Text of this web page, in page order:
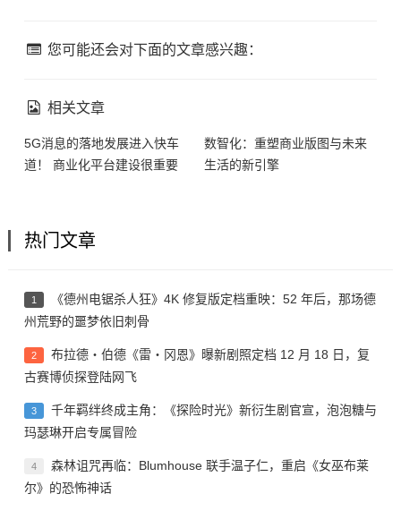
您可能还会对下面的文章感兴趣：
相关文章
5G消息的落地发展进入快车
道！ 商业化平台建设很重要
数智化：重塑商业版图与未来
生活的新引擎
热门文章
1
《德州电锯杀人狂》4K 修复版定档重映：52 年后，那场德
州荒野的噩梦依旧刺骨
2
布拉德・伯德《雷・冈恩》曝新剧照定档 12 月 18 日，复
古赛博侦探登陆网飞
3
千年羁绊终成主角：《探险时光》新衍生剧官宣，泡泡糖与
玛瑟琳开启专属冒险
4
森林诅咒再临：Blumhouse 联手温子仁，重启《女巫布莱
尔》的恐怖神话